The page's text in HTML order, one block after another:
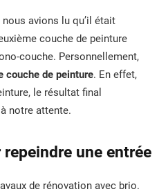
avions lu qu’il était
couche de peinture
couche. Personnellement,
couche de peinture. En effet,
le résultat final
notre attente.
une entrée
de rénovation avec brio.